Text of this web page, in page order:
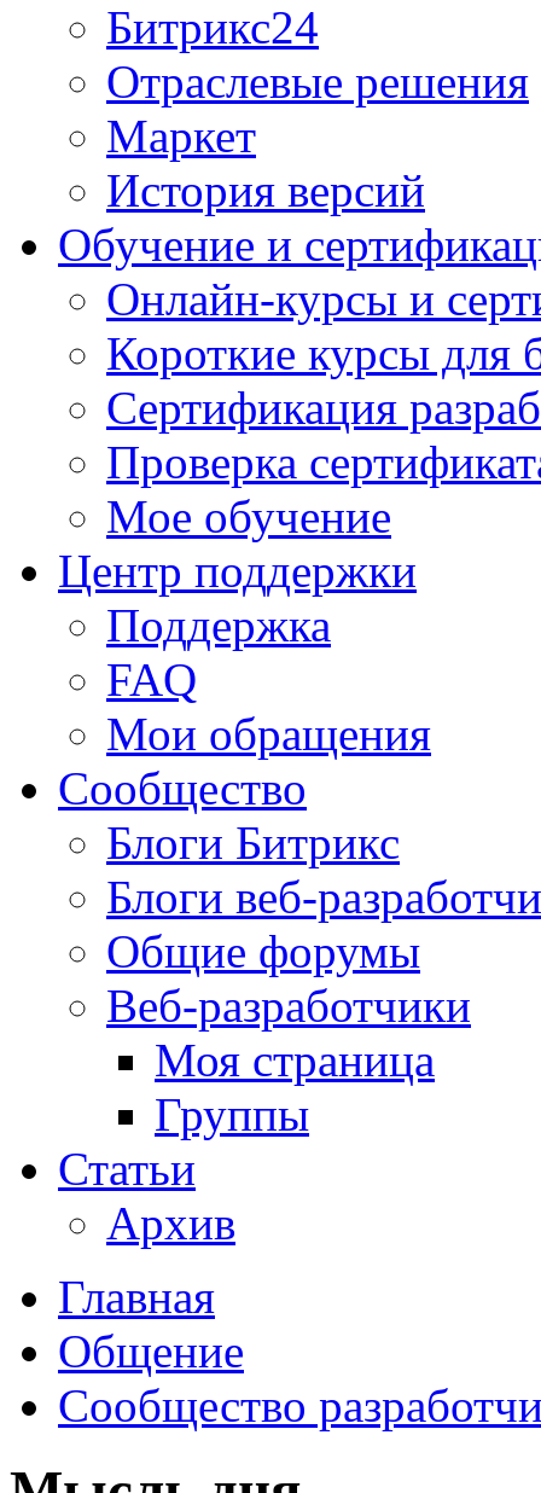
Битрикс24
Отраслевые решения
Маркет
История версий
Обучение и
Онлайн-курсы и
Короткие курсы для
Сертификация
Проверка
Мое обучение
Центр поддержки
Поддержка
FAQ
Мои обращения
Сообщество
Блоги Битрикс
Блоги веб-
Общие форумы
Веб-разработчики
Моя страница
Группы
Статьи
Архив
Главная
Общение
Сообщество